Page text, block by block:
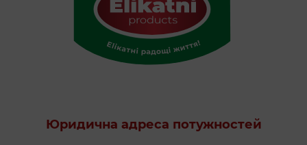
Юридична адреса потужностей